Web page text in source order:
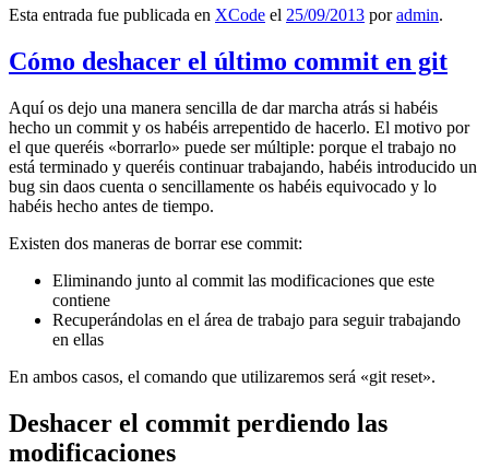
Esta entrada fue publicada en XCode el 25/09/2013 poradmin.
Cómo deshacer el último commit en git
Aquí os dejo una manera sencilla de dar marcha atrás si habéis
hecho un commit y os habéis arrepentido de hacerlo. El motivo por
el que queréis «borrarlo» puede ser múltiple: porque el trabajo no
está terminado y queréis continuar trabajando, habéis introducido un
bug sin daos cuenta o sencillamente os habéis equivocado y lo
habéis hecho antes de tiempo.
Existen dos maneras de borrar ese commit:
Eliminando junto al commit las modificaciones que este
contiene
Recuperándolas en el área de trabajo para seguir trabajando
en ellas
En ambos casos, el comando que utilizaremos será «git reset».
Deshacer el commit perdiendo las
modificaciones